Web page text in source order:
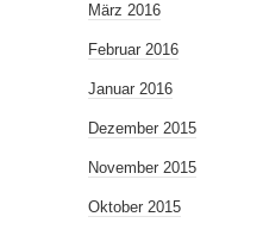
März 2016
Februar 2016
Januar 2016
Dezember 2015
November 2015
Oktober 2015